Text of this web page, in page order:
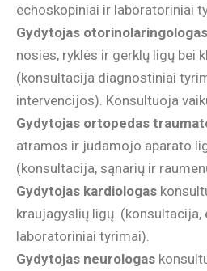
echoskopiniai ir laboratoriniai
Gydytojas otorinolaringologas
nosies, ryklės ir gerklų ligų bei
(konsultacija diagnostiniai
intervencijos). Konsultuoja
Gydytojas ortopedas
atramos ir judamojo aparato
(konsultacija, sąnarių ir
Gydytojas kardiologas
kraujagyslių ligų. (konsultacija,
laboratoriniai tyrimai).
Gydytojas neurologas